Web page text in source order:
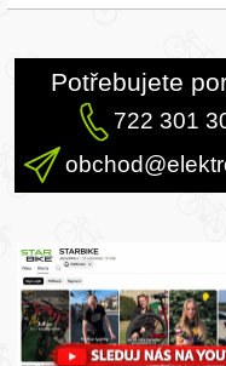
Potřebujete
722 301